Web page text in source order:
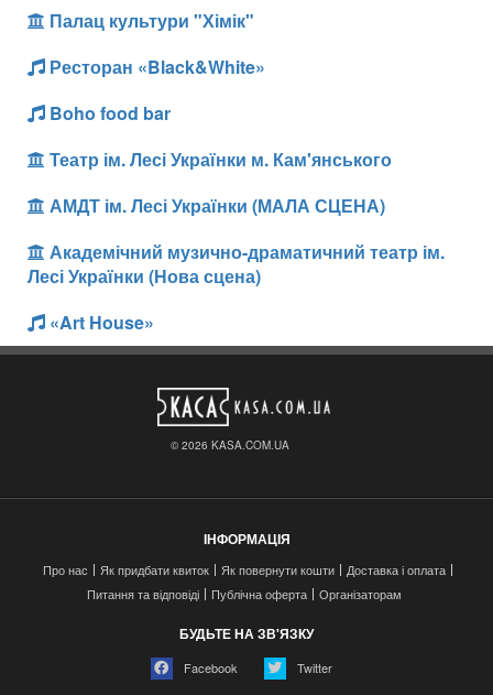
Палац культури "Хімік"
Ресторан «Black&White»
Boho food bar
Театр ім. Лесі Українки м. Кам'янського
АМДТ ім. Лесі Українки (МАЛА СЦЕНА)
Академічний музично-драматичний театр ім.
Лесі Українки (Нова сцена)
«Art House»
© 2026 KASA.COM.UA
ІНФОРМАЦІЯ
Про нас Як придбати квиток Як повернути кошти
Доставка і оплата
Питання та відповіді
Публічна оферта Організаторам
БУДЬТЕ НА ЗВ'ЯЗКУ
Facebook Twitter